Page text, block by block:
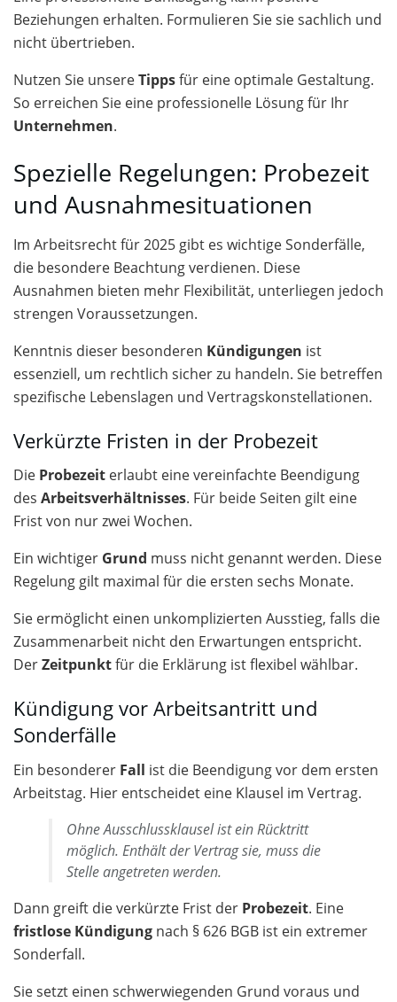
Beziehungen erhalten. Formulieren Sie sie sachlich und
nicht übertrieben.
Nutzen Sie unsereTippsfür eine optimale Gestaltung.
So erreichen Sie eine professionelle Lösung für Ihr
Unternehmen.
Spezielle Regelungen: Probezeit
und Ausnahmesituationen
Im Arbeitsrecht für 2025 gibt es wichtige Sonderfälle,
die besondere Beachtung verdienen. Diese
Ausnahmen bieten mehr Flexibilität, unterliegen jedoch
strengen Voraussetzungen.
Kenntnis dieser besonderen Kündigungen ist
essenziell, um rechtlich sicher zu handeln. Sie betreffen
spezifische Lebenslagen und Vertragskonstellationen.
Verkürzte Fristen in der Probezeit
Die Probezeit erlaubt eine vereinfachte Beendigung
des Arbeitsverhältnisses. Für beide Seiten gilt eine
Frist von nur zwei Wochen.
Ein wichtiger Grund muss nicht genannt werden. Diese
Regelung gilt maximal für die ersten sechs Monate.
Sie ermöglicht einen unkomplizierten Ausstieg, falls die
Zusammenarbeit nicht den Erwartungen entspricht.
DerZeitpunktfür die Erklärung ist flexibel wählbar.
Kündigung vor Arbeitsantritt und
Sonderfälle
Ein besonderer Fall ist die Beendigung vor dem ersten
Arbeitstag. Hier entscheidet eine Klausel im Vertrag.
Ohne Ausschlussklausel ist ein Rücktritt
möglich. Enthält der Vertrag sie, muss die
Stelle angetreten werden.
Dann greift die verkürzte Frist der Probezeit. Eine
fristlose Kündigung nach § 626 BGB ist ein extremer
Sonderfall.
Sie setzt einen schwerwiegenden Grund voraus und